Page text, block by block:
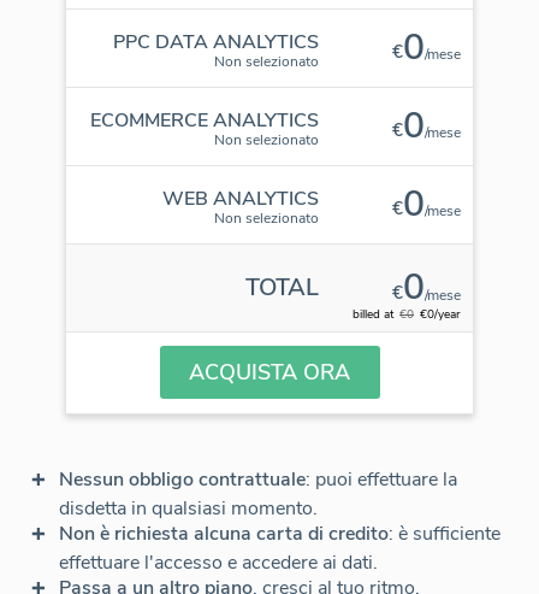
PPC DATA ANALYTICS
Non selezionato €0/mese
ECOMMERCE ANALYTICS
Non selezionato €0/mese
WEB ANALYTICS
Non selezionato €0/mese
TOTAL €0/mese
billed at €0 €0/year
ACQUISTA ORA
Nessun obbligo contrattuale: puoi effettuare la
disdetta in qualsiasi momento.
Non è richiesta alcuna carta di credito: è sufficiente
effettuare l'accesso e accedere ai dati.
Passa a un altro piano, cresci al tuo ritmo.